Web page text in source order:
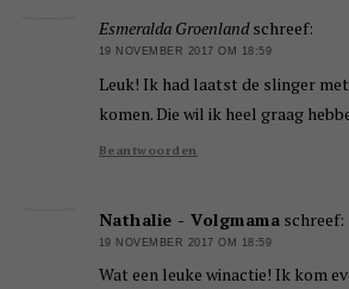
Esmeralda Groenland schreef:
19 NOVEMBER 2017 OM 18:59
Leuk! Ik had laatst de slinger
komen. Die wil ik heel graag
Beantwoorden
Nathalie - Volgmama schreef:
19 NOVEMBER 2017 OM 18:59
Wat een leuke winactie! Ik kom